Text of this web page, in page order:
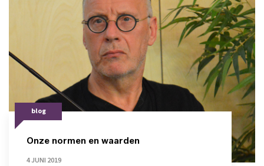
blog
Onze normen en waarden
4 JUNI 2019